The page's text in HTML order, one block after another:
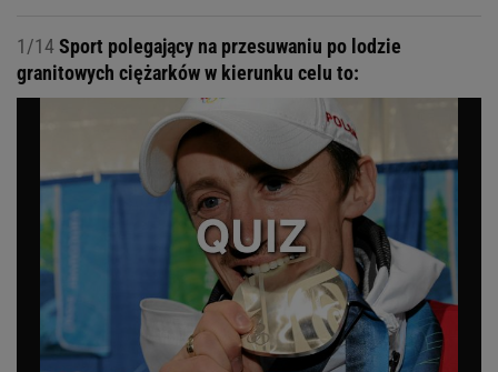
1/14Sport polegający na przesuwaniu po lodzie
granitowych ciężarków w kierunku celu to: